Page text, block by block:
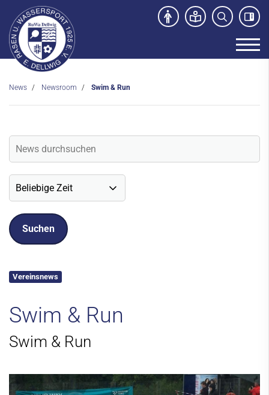
News Newsroom Swim & Run
Vereinsnews
Swim & Run
Swim & Run
Veranstaltungen
Social-Media News
Sport- und Kursangebot
Kontakt